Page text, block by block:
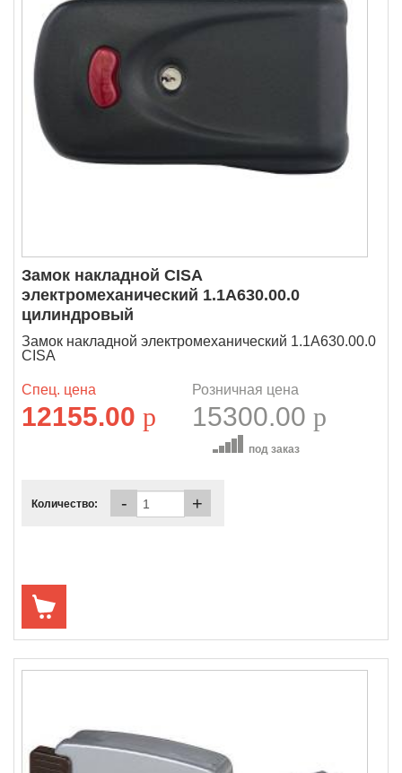
Замок накладной CISA
электромеханический 1.1A630.00.0
цилиндровый
Замок накладной электромеханический 1.1A630.00.0
CISA
Спец. цена
12155.00 p
Розничная цена
15300.00 p
под заказ
Количество: - +